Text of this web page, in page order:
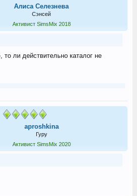
Алиса Селезнева
Сэнсей
Активист SimsMix 2018
ли действительно каталог не
aproshkina
Гуру
Активист SimsMix 2020